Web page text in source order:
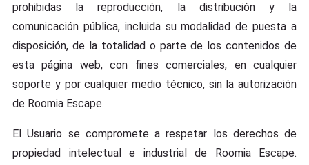
prohibidas la reproducción, la distribución y la
comunicación pública, incluida su modalidad de puesta a
disposición, de la totalidad o parte de los contenidos de
esta página web, con fines comerciales, en cualquier
soporte y por cualquier medio técnico, sin la autorización
de Roomia Escape.
El Usuario se compromete a respetar los derechos de
propiedad intelectual e industrial de Roomia Escape.